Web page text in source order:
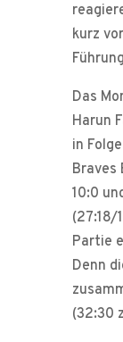
kurz
Das
Harun
in
Braves
10:0
(27:18/
Partie
Denn
(32:30